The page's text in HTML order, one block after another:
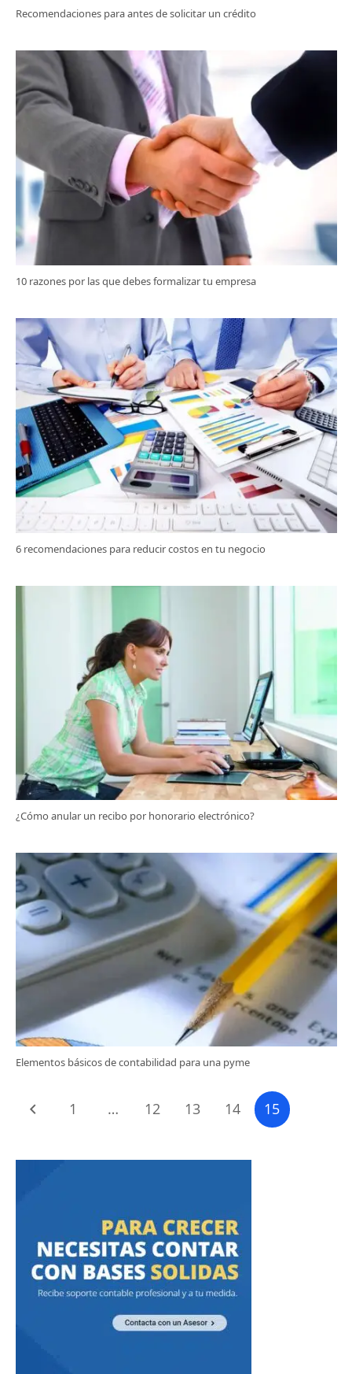
Recomendaciones para antes de solicitar un crédito
10 razones por las que debes formalizar tu empresa
6 recomendaciones para reducir costos en tu negocio
¿Cómo anular un recibo por honorario electrónico?
Elementos básicos de contabilidad para una pyme
1 … 12 13 14 15